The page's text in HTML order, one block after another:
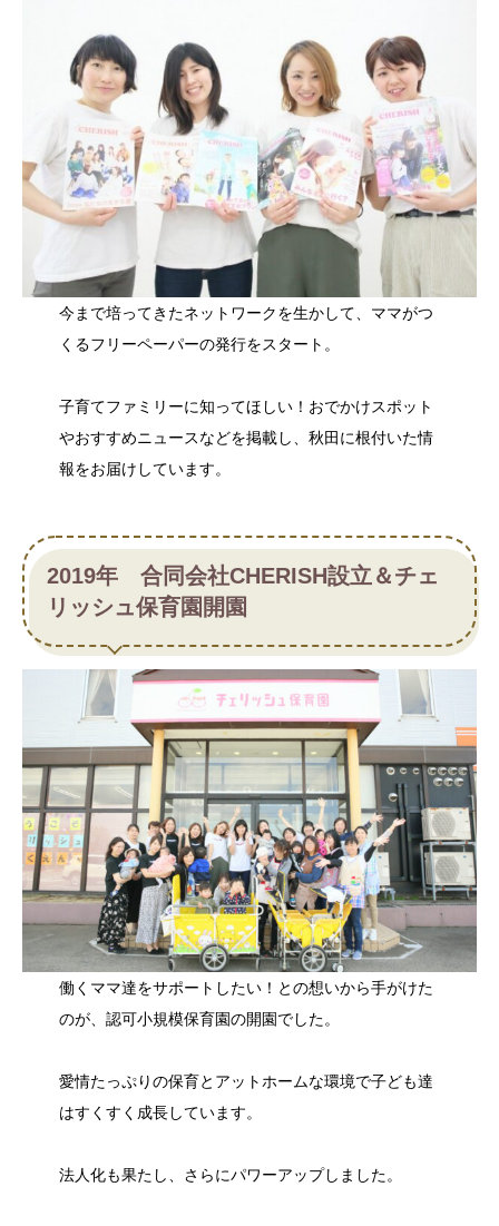
今まで培ってきたネットワークを生かして、ママがつ
くるフリーペーパーの発行をスタート。
子育てファミリーに知ってほしい！おでかけスポット
やおすすめニュースなどを掲載し、秋田に根付いた情
報をお届けしています。
2019年 合同会社CHERISH設立＆チェ
リッシュ保育園開園
働くママ達をサポートしたい！との想いから手がけた
のが、認可小規模保育園の開園でした。
愛情たっぷりの保育とアットホームな環境で子ども達
はすくすく成長しています。
法人化も果たし、さらにパワーアップしました。